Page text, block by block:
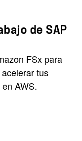
de SAP
FSx para
tus
AWS.